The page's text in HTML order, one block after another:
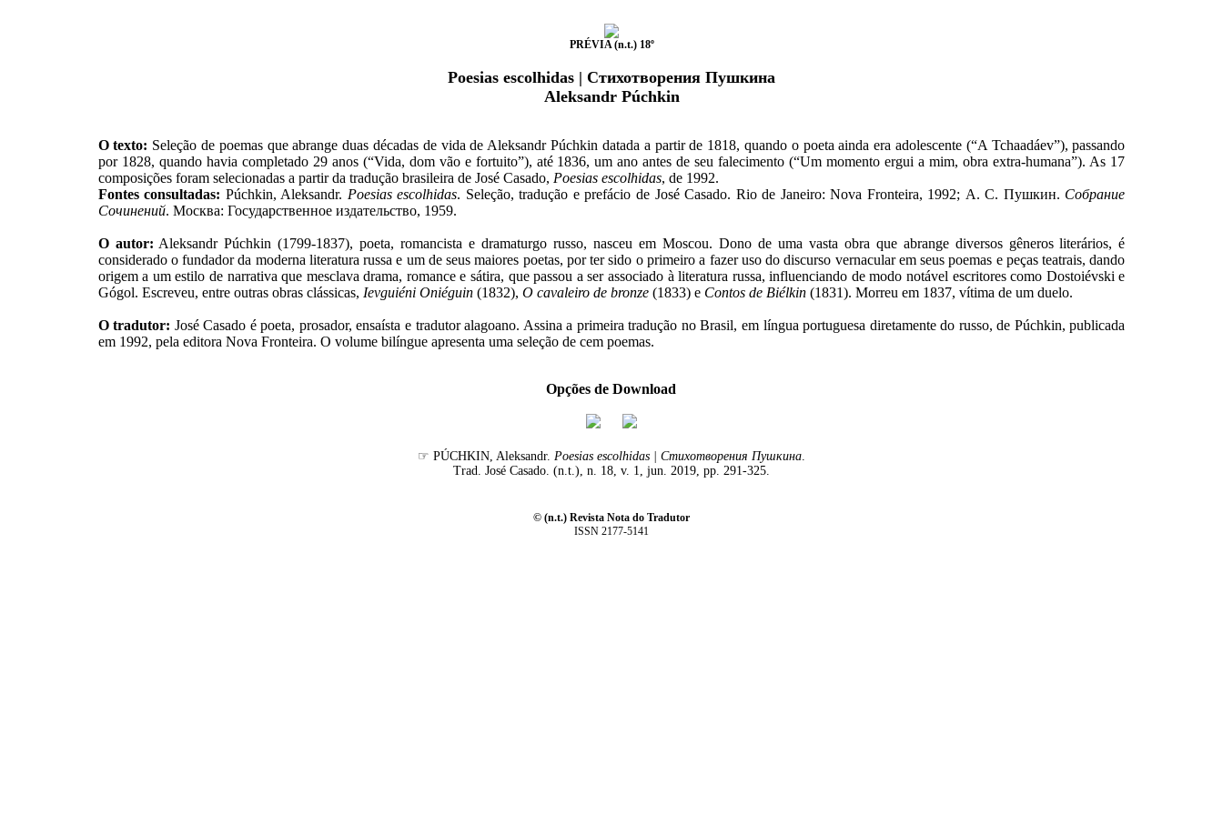
PRÉVIA (n.t.) 18º
Poesias escolhidas | Стихотворения Пушкина
Aleksandr Púchkin
O texto: Seleção de poemas que abrange duas décadas de vida de Aleksandr Púchkin datada a partir de 1818, quando o poeta ainda era adolescente (“A Tchaadáev”), passando
por 1828, quando havia completado 29 anos (“Vida, dom vão e fortuito”), até 1836, um ano antes de seu falecimento (“Um momento ergui a mim, obra extra-humana”). As 17
composições foram selecionadas a partir da tradução brasileira de José Casado, Poesias escolhidas, de 1992.
Fontes consultadas: Púchkin, Aleksandr. Poesias escolhidas. Seleção, tradução e prefácio de José Casado. Rio de Janeiro: Nova Fronteira, 1992; А. С. Пушкин. Собрание
Сочинений. Москва: Государственное издательство, 1959.
O autor: Aleksandr Púchkin (1799-1837), poeta, romancista e dramaturgo russo, nasceu em Moscou. Dono de uma vasta obra que abrange diversos gêneros literários, é
considerado o fundador da moderna literatura russa e um de seus maiores poetas, por ter sido o primeiro a fazer uso do discurso vernacular em seus poemas e peças teatrais, dando
origem a um estilo de narrativa que mesclava drama, romance e sátira, que passou a ser associado à literatura russa, influenciando de modo notável escritores como Dostoiévski e
Gógol. Escreveu, entre outras obras clássicas, Ievguiéni Oniéguin(1832), O cavaleiro de bronze(1833) e Contos de Biélkin(1831). Morreu em 1837, vítima de um duelo.
O tradutor: José Casado é poeta, prosador, ensaísta e tradutor alagoano. Assina a primeira tradução no Brasil, em língua portuguesa diretamente do russo, de Púchkin, publicada
em 1992, pela editora Nova Fronteira. O volume bilíngue apresenta uma seleção de cem poemas.
Opções de Download
☞ PÚCHKIN, Aleksandr. Poesias escolhidas | Стихотворения Пушкина.
Trad. José Casado. (n.t.), n. 18, v. 1, jun. 2019, pp. 291-325.
© (n.t.) Revista Nota do Tradutor
ISSN 2177-5141